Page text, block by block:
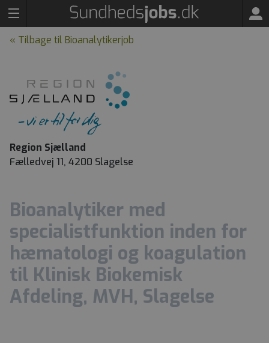
« Tilbage til Bioanalytikerjob
Region Sjælland
Fælledvej 11, 4200 Slagelse
Bioanalytiker med
specialistfunktion inden for
hæmatologi og koagulation
til Klinisk Biokemisk
Afdeling, MVH, Slagelse